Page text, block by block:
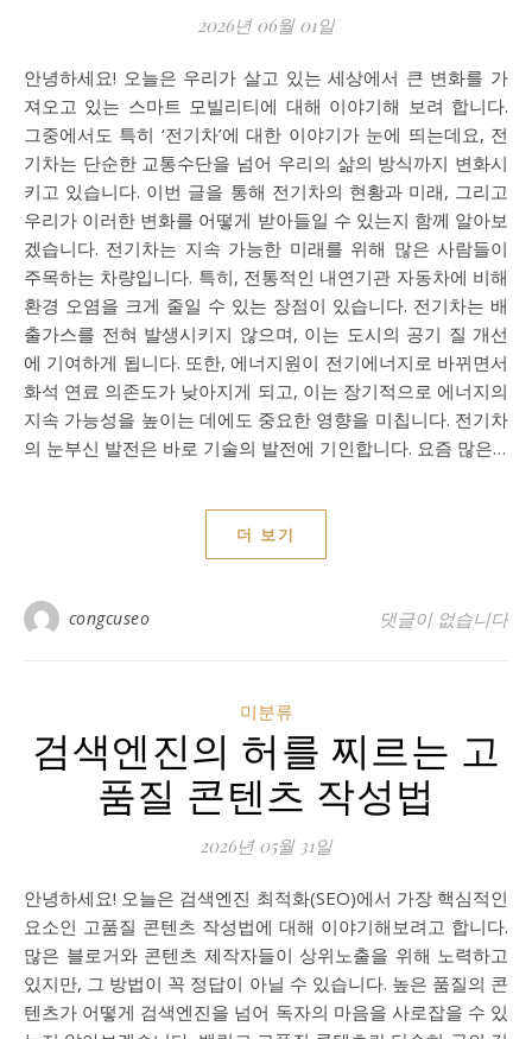
2026년 06월 01일
안녕하세요! 오늘은 우리가 살고 있는 세상에서 큰 변화를 가
져오고 있는 스마트 모빌리티에 대해 이야기해 보려 합니다.
그중에서도 특히 ‘전기차’에 대한 이야기가 눈에 띄는데요, 전
기차는 단순한 교통수단을 넘어 우리의 삶의 방식까지 변화시
키고 있습니다. 이번 글을 통해 전기차의 현황과 미래, 그리고
우리가 이러한 변화를 어떻게 받아들일 수 있는지 함께 알아보
겠습니다. 전기차는 지속 가능한 미래를 위해 많은 사람들이
주목하는 차량입니다. 특히, 전통적인 내연기관 자동차에 비해
환경 오염을 크게 줄일 수 있는 장점이 있습니다. 전기차는 배
출가스를 전혀 발생시키지 않으며, 이는 도시의 공기 질 개선
에 기여하게 됩니다. 또한, 에너지원이 전기에너지로 바뀌면서
화석 연료 의존도가 낮아지게 되고, 이는 장기적으로 에너지의
지속 가능성을 높이는 데에도 중요한 영향을 미칩니다. 전기차
의 눈부신 발전은 바로 기술의 발전에 기인합니다. 요즘 많은…
더 보기
congcuseo 댓글이 없습니다
미분류
검색엔진의 허를 찌르는 고
품질 콘텐츠 작성법
2026년 05월 31일
안녕하세요! 오늘은 검색엔진 최적화(SEO)에서 가장 핵심적인
요소인 고품질 콘텐츠 작성법에 대해 이야기해보려고 합니다.
많은 블로거와 콘텐츠 제작자들이 상위노출을 위해 노력하고
있지만, 그 방법이 꼭 정답이 아닐 수 있습니다. 높은 품질의 콘
텐츠가 어떻게 검색엔진을 넘어 독자의 마음을 사로잡을 수 있